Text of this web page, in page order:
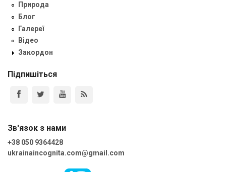
Природа
Блог
Галереї
Відео
Закордон
Підпишіться
Зв'язок з нами
+38 050 9364428
ukrainaincognita.com@gmail.com